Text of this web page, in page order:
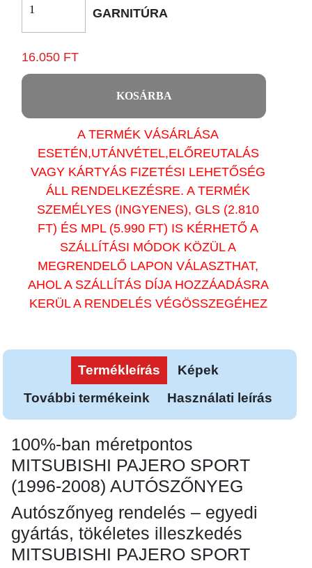
GARNITÚRA
16.050 FT
KOSÁRBA
A TERMÉK VÁSÁRLÁSA
ESETÉN,UTÁNVÉTEL,ELŐREUTALÁS
VAGY KÁRTYÁS FIZETÉSI LEHETŐSÉG
ÁLL RENDELKEZÉSRE. A TERMÉK
SZEMÉLYES (INGYENES), GLS (2.810
FT) ÉS MPL (5.990 FT) IS KÉRHETŐ A
SZÁLLÍTÁSI MÓDOK KÖZÜL A
MEGRENDELŐ LAPON VÁLASZTHAT,
AHOL A SZÁLLÍTÁS DÍJA HOZZÁADÁSRA
KERÜL A RENDELÉS VÉGÖSSZEGÉHEZ
Termékleírás
Képek
További termékeink
Használati leírás
100%-ban méretpontos
MITSUBISHI PAJERO SPORT
(1996-2008) AUTÓSZŐNYEG
Autószőnyeg rendelés – egyedi
gyártás, tökéletes illeszkedés
MITSUBISHI PAJERO SPORT